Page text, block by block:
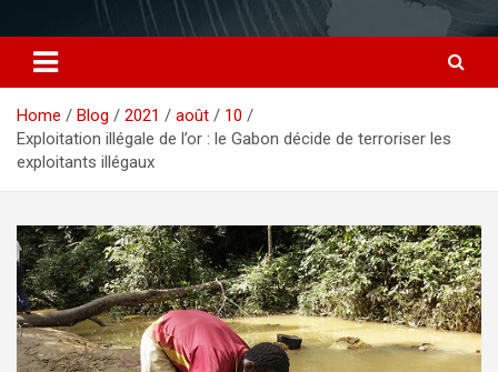
Home Blog 2021 août
10
Exploitation illégale de l’or : le Gabon décide de terroriser les
exploitants illégaux